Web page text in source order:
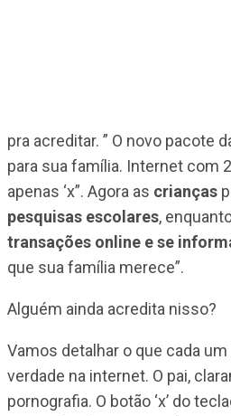
pra acreditar. ” O novo pacote
para sua família. Internet com
apenas ‘x”. Agora as crianças
pesquisas escolares,
transações online e se
que sua família merece”.
Alguém ainda acredita nisso?
Vamos detalhar o que cada
verdade na internet. O pai,
pornografia. O botão ‘x’ do